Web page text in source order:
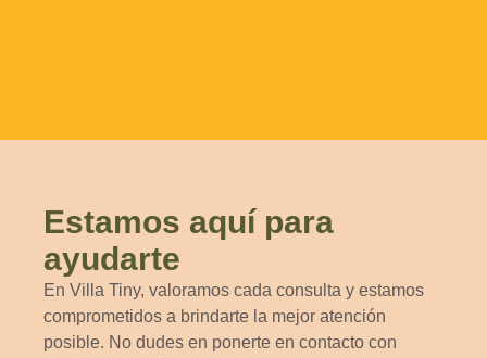
Estamos aquí para
ayudarte
En Villa Tiny, valoramos cada consulta y estamos
comprometidos a brindarte la mejor atención
posible. No dudes en ponerte en contacto con